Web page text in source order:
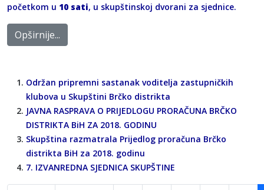
početkom u 10 sati, u skupštinskoj dvorani za sjednice.
Opširnije...
Održan pripremni sastanak voditelja zastupničkih
klubova u Skupštini Brčko distrikta
JAVNA RASPRAVA O PRIJEDLOGU PRORAČUNA BRČKO
DISTRIKTA BiH ZA 2018. GODINU
Skupština razmatrala Prijedlog proračuna Brčko
distrikta BiH za 2018. godinu
7. IZVANREDNA SJEDNICA SKUPŠTINE